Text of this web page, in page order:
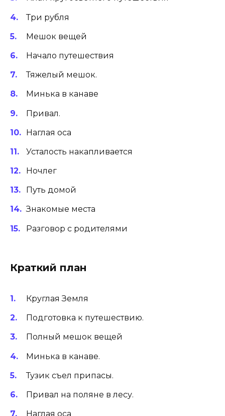
Три рубля
Мешок вещей
Начало путешествия
Тяжелый мешок.
Минька в канаве
Привал.
Наглая оса
Усталость накапливается
Ночлег
Путь домой
Знакомые места
Разговор с родителями
Краткий план
Круглая Земля
Подготовка к путешествию.
Полный мешок вещей
Минька в канаве.
Тузик съел припасы.
Привал на поляне в лесу.
Наглая оса